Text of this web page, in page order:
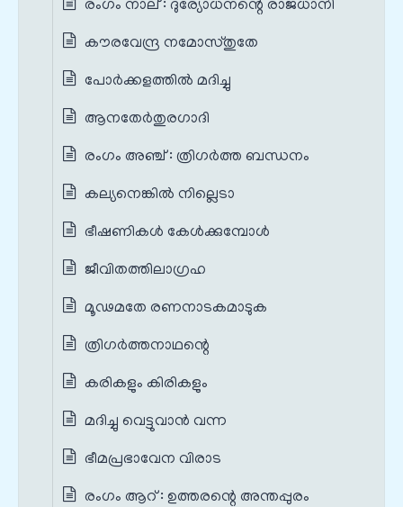
രംഗം നാല് : ദുര്യോധനന്റെ രാജധാനി
കൗരവേന്ദ്ര നമോസ്തുതേ
പോർക്കളത്തിൽ മദിച്ചു
ആനതേർതുരഗാദി
രംഗം അഞ്ച് : ത്രിഗർത്ത ബന്ധനം
കല്യനെങ്കിൽ നില്ലെടാ
ഭീഷണികൾ കേൾക്കുമ്പോൾ
ജീവിതത്തിലാഗ്രഹ
മൂഢമതേ രണനാടകമാടുക
ത്രിഗർത്തനാഥന്റെ
കരികളും കിരികളും
മദിച്ചു വെട്ടുവാൻ വന്ന
ഭീമപ്രഭാവേന വിരാട
രംഗം ആറ് : ഉത്തരന്റെ അന്തപ്പുരം